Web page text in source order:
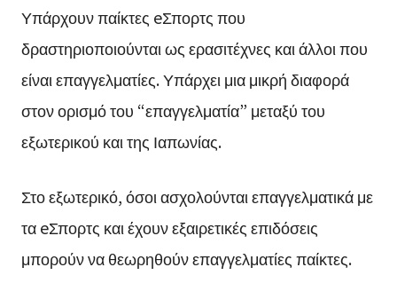
Υπάρχουν παίκτες eΣπορτς που
δραστηριοποιούνται ως ερασιτέχνες και άλλοι που
είναι επαγγελματίες. Υπάρχει μια μικρή διαφορά
στον ορισμό του “επαγγελματία” μεταξύ του
εξωτερικού και της Ιαπωνίας.
Στο εξωτερικό, όσοι ασχολούνται επαγγελματικά με
τα eΣπορτς και έχουν εξαιρετικές επιδόσεις
μπορούν να θεωρηθούν επαγγελματίες παίκτες.